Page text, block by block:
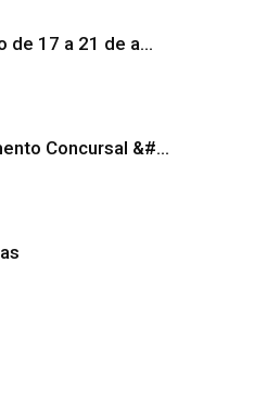
de 17 a 21 de a...
Concursal &#...